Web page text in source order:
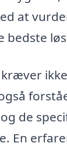
at
bedste
de
En